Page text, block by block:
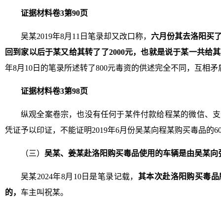
证据材料卷3第90页
吴某2019年8月11日笔录却又改口称， 六月份其去洛阳买
回到家以后于某又给其转了了2000元，也就是说于某一共给
年8月10日的笔录所述转了800元毒资的供述完全不同，互相
证据材料卷3第98页
纵观全案卷宗，也没有任何于某件付款给程某的微信、
凭证予以印证，不能证明2019年6月份吴某向程某购买毒品的
（三） 吴某、姜某赴洛阳购买毒品使用的车辆是由吴某
吴某2024年8月10日是笔录记载， 其本次赴洛阳购买毒
的， 车主叫祝某。